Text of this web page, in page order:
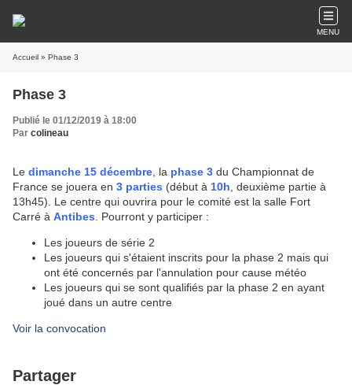
MENU
Accueil » Phase 3
Phase 3
Publié le 01/12/2019 à 18:00
Par colineau
Le dimanche 15 décembre , la phase 3 du Championnat de
France se jouera en 3 parties (début à 10h , deuxième partie à
13h45). Le centre qui ouvrira pour le comité est la salle Fort
Carré à Antibes . Pourront y participer :
Les joueurs de série 2
Les joueurs qui s'étaient inscrits pour la phase 2 mais qui
ont été concernés par l'annulation pour cause météo
Les joueurs qui se sont qualifiés par la phase 2 en ayant
joué dans un autre centre
Voir la convocation
Partager